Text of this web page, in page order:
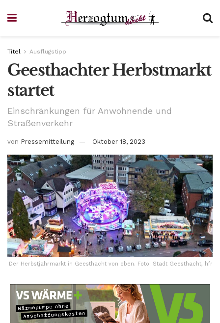
Titel Ausflugstipp
Geesthachter Herbstmarkt
startet
Einschränkungen für Anwohnende und
Straßenverkehr
von Pressemitteilung Oktober 18, 2023
Der Herbstjahrmarkt in Geesthacht von oben. Foto: Stadt Geesthacht, hfr